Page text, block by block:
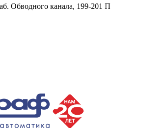
Обводного канала, 199-201 П